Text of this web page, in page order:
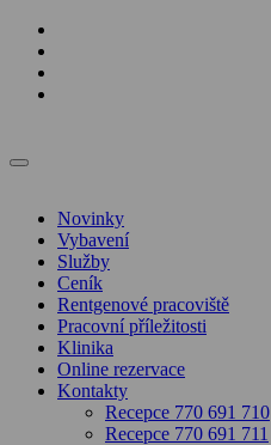
Novinky
Vybavení
Služby
Ceník
Rentgenové pracoviště
Pracovní příležitosti
Klinika
Online rezervace
Kontakty
Recepce 770 691 710
Recepce 770 691 711